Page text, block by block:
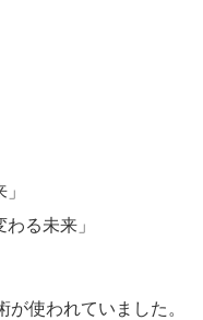
る未来」
使われていました。